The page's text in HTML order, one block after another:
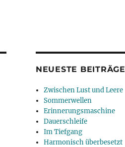
NEUESTE BEITRÄGE
Zwischen Lust und Leere
Sommerwellen
Erinnerungsmaschine
Dauerschleife
Im Tiefgang
Harmonisch überbesetzt